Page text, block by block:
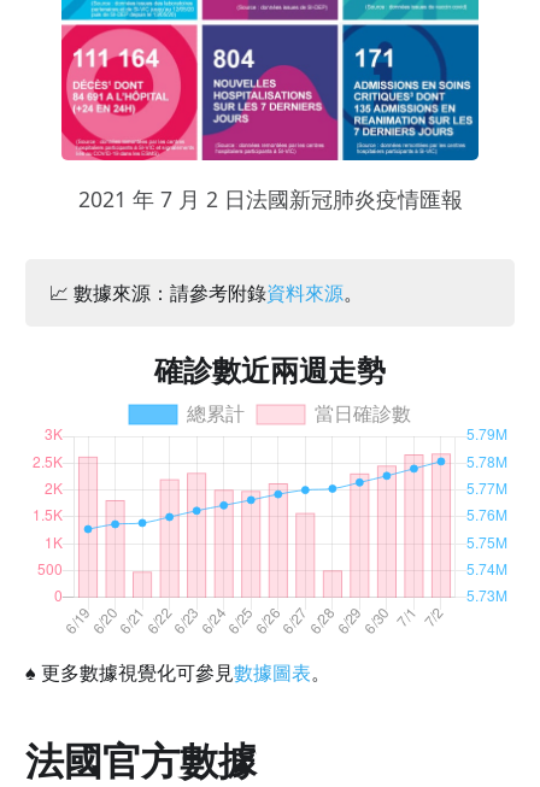
2021 年 7 月 2 日法國新冠肺炎疫情匯報
📈 數據來源：請參考附錄資料來源。
確診數近兩週走勢
♠ 更多數據視覺化可參見數據圖表。
法國官方數據